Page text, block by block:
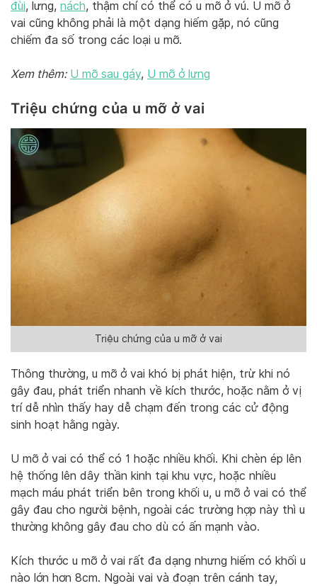
đùi, lưng, nách, thậm chí có thể có u mỡ ở vú. U mỡ ở
vai cũng không phải là một dạng hiếm gặp, nó cũng
chiếm đa số trong các loại u mỡ.
Xem thêm: U mỡ sau gáy, U mỡ ở lưng
Triệu chứng của u mỡ ở vai
Triệu chứng của u mỡ ở vai
Thông thường, u mỡ ở vai khó bị phát hiện, trừ khi nó
gây đau, phát triển nhanh về kích thước, hoặc nằm ở vị
trí dễ nhìn thấy hay dễ chạm đến trong các cử động
sinh hoạt hằng ngày.
U mỡ ở vai có thể có 1 hoặc nhiều khối. Khi chèn ép lên
hệ thống lên dây thần kinh tại khu vực, hoặc nhiều
mạch máu phát triển bên trong khối u, u mỡ ở vai có thể
gây đau cho người bệnh, ngoài các trường hợp này thì u
thường không gây đau cho dù có ấn mạnh vào.
Kích thước u mỡ ở vai rất đa dạng nhưng hiếm có khối u
nào lớn hơn 8cm. Ngoài vai và đoạn trên cánh tay,